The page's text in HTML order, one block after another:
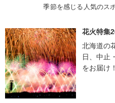
季節を感じる人気のス
花火特集
北海道の
日、中止
をお届け！